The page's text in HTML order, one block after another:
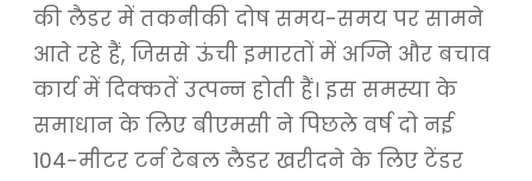
की लैडर में तकनीकी दोष समय-समय पर सामने
आते रहे हैं, जिससे ऊंची इमारतों में अग्नि और बचाव
कार्य में दिक्कतें उत्पन्न होती हैं। इस समस्या के
समाधान के लिए बीएमसी ने पिछले वर्ष दो नई
104-मीटर टर्न टेबल लैडर खरीदने के लिए टेंडर